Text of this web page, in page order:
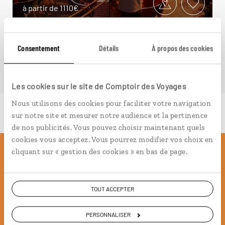
Consentement Détails À propos des cookies
Les cookies sur le site de Comptoir des Voyages
Nous utilisons des cookies pour faciliter votre navigation
sur notre site et mesurer notre audience et la pertinence
de nos publicités. Vous pouvez choisir maintenant quels
cookies vous acceptez. Vous pourrez modifier vos choix en
cliquant sur « gestion des cookies » en bas de page.
TOUT ACCEPTER
PERSONNALISER
à partir de 1110€
nous
Soyons honnête, nous ne sommes pas les seuls